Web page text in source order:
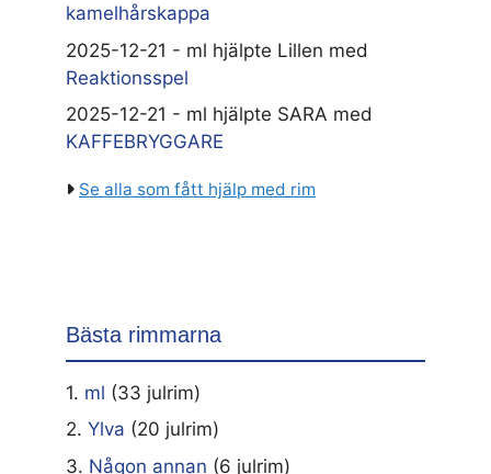
kamelhårskappa
2025-12-21 - ml hjälpte Lillen med
Reaktionsspel
2025-12-21 - ml hjälpte SARA med
KAFFEBRYGGARE
Se alla som fått hjälp med rim
Bästa rimmarna
1. ml (33 julrim)
2. Ylva (20 julrim)
3. Någon annan (6 julrim)